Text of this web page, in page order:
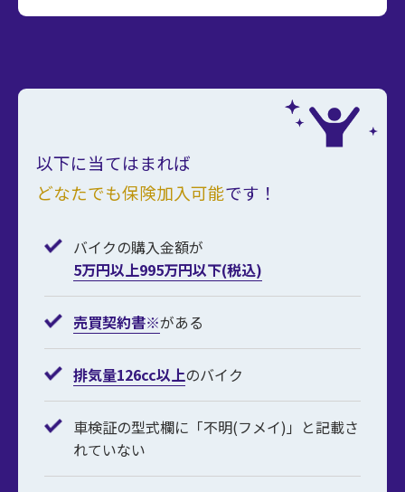
以下に当てはまれば
どなたでも保険加入可能です！
バイクの購入金額が
5万円以上995万円以下(税込)
売買契約書※がある
排気量126cc以上のバイク
車検証の型式欄に「不明(フメイ)」と記載さ
れていない